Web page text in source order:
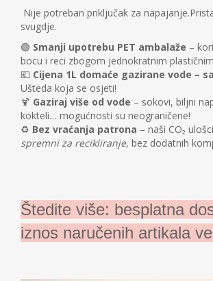
Nije potreban priključak za napajanje.
svugdje.
🟢 Smanji upotrebu PET ambalaže –
bocu i reci zbogom jednokratnim
💶 Cijena 1L domaće gazirane vode –
Ušteda koja se osjeti!
🍹 Gaziraj više od vode – sokovi, biljni
kokteli… mogućnosti su neograničene!
♻️ Bez vraćanja patrona – naši CO₂
spremni za recikliranje, bez dodatnih
Štedite više: besplatna
iznos naručenih artikala